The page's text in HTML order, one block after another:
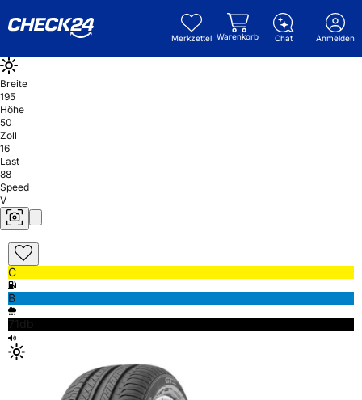
Merkzettel Warenkorb Chat Anmelden
Breite
195
Höhe
50
Zoll
16
Last
88
Speed
V
C
B
71db